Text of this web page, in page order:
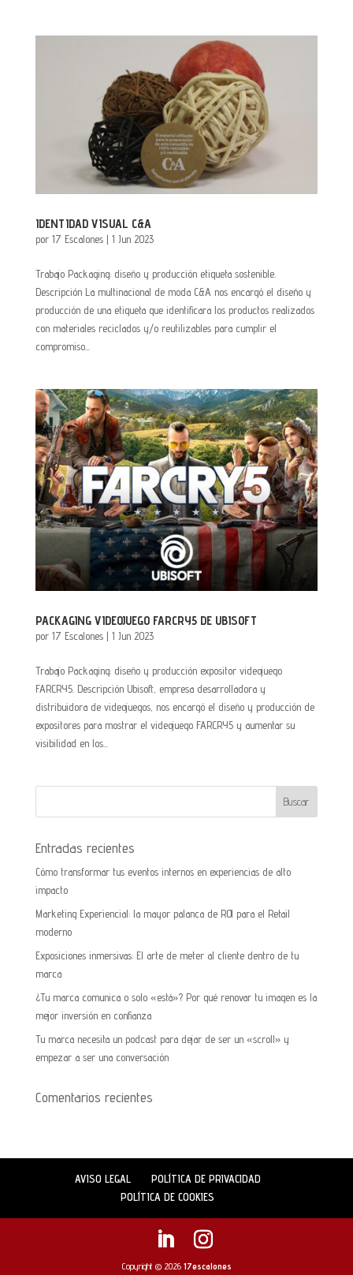
IDENTIDAD VISUAL C&A
por 17 Escalones| 1 Jun 2023
Trabajo Packaging: diseño y producción etiqueta sostenible.
Descripción La multinacional de moda C&A nos encargó el diseño y
producción de una etiqueta que identificara los productos realizados
con materiales reciclados y/o reutilizables para cumplir el
compromiso...
PACKAGING VIDEOJUEGO FARCRY5 DE UBISOFT
por 17 Escalones| 1 Jun 2023
Trabajo Packaging: diseño y producción expositor videojuego
FARCRY5. Descripción Ubisoft, empresa desarrolladora y
distribuidora de videojuegos, nos encargó el diseño y producción de
expositores para mostrar el videojuego FARCRY5 y aumentar su
visibilidad en los...
Entradas recientes
Cómo transformar tus eventos internos en experiencias de alto
impacto
Marketing Experiencial: la mayor palanca de ROI para el Retail
moderno
Exposiciones inmersivas: El arte de meter al cliente dentro de tu
marca
¿Tu marca comunica o solo «está»? Por qué renovar tu imagen es la
mejor inversión en confianza
Tu marca necesita un podcast para dejar de ser un «scroll» y
empezar a ser una conversación
Comentarios recientes
AVISO LEGAL
POLÍTICA DE PRIVACIDAD
POLÍTICA DE COOKIES
Copyright © 2026 17escalones